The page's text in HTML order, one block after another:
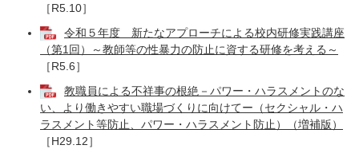
［R5.10］
令和５年度 新たなアプローチによる校内研修実践講座
（第1回）～教師等の性暴力の防止に資する研修を考える～
［R5.6］
教職員による不祥事の根絶－パワー・ハラスメントのな
い、より働きやすい職場づくりに向けてー（セクシャル・ハ
ラスメント等防止、パワー・ハラスメント防止）（増補版）
［H29.12］